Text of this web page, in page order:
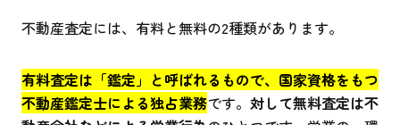
不動産査定には、有料と無料の2種類があります。
有料査定は「鑑定」と呼ばれるもので、国家資格をもつ
不動産鑑定士による独占業務です。 対して無料査定は不